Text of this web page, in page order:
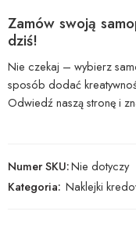
Zamów swoją
dziś!
Nie czekaj – wybierz
sposób dodać
Odwiedź naszą stronę i
Numer SKU:Nie dotyczy
Kategoria: Naklejki